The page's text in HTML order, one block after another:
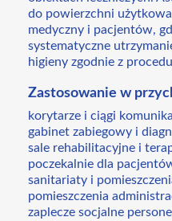
do powierzchni
medyczny i pacjentów,
systematyczne
higieny zgodnie z
Zastosowanie w
korytarze i ciągi
gabinet zabiegowy i
sale rehabilitacyjne i
poczekalnie dla
sanitariaty i
pomieszczenia
zaplecze socjalne